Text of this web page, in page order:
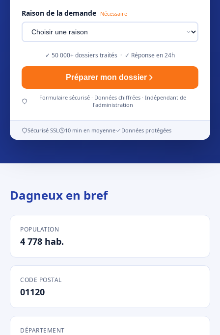
Raison de la demande Nécessaire
✓ 50 000+ dossiers traités · ✓ Réponse en 24h
Préparer mon dossier
Formulaire sécurisé · Données chiffrées · Indépendant de
l'administration
Sécurisé SSL 10 min en moyenne Données protégées
Dagneux en bref
POPULATION
4 778 hab.
CODE POSTAL
01120
DÉPARTEMENT